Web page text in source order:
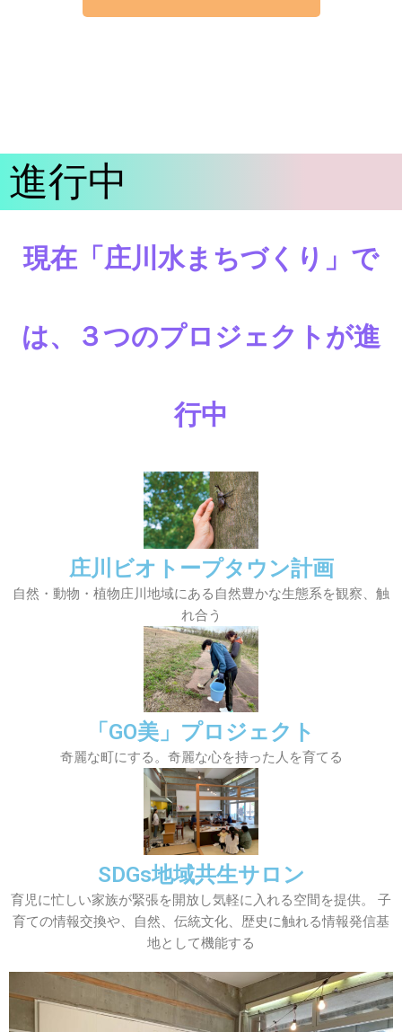
進行中
現在「庄川水まちづくり」で
は、３つのプロジェクトが進
行中
庄川ビオトープタウン計画
自然・動物・植物庄川地域にある自然豊かな生態系を観察、触
れ合う
「GO美」プロジェクト
奇麗な町にする。奇麗な心を持った人を育てる
SDGs地域共生サロン
育児に忙しい家族が緊張を開放し気軽に入れる空間を提供。 子
育ての情報交換や、自然、伝統文化、歴史に触れる情報発信基
地として機能する